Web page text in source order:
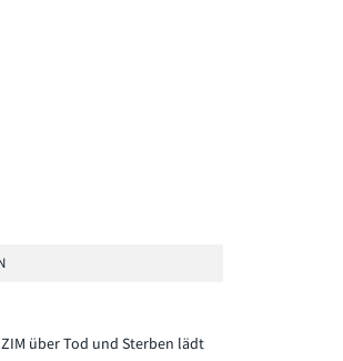
über Tod und Sterben lädt